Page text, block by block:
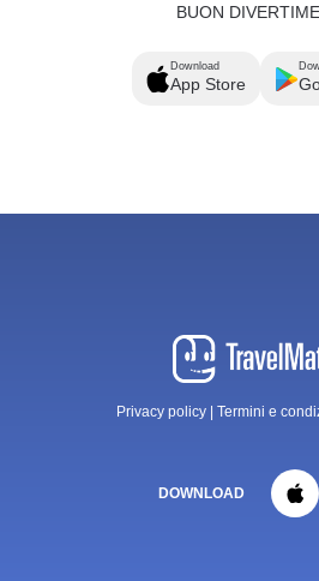
BUON
Download
App Store
Privacy policy| Termini e
DOWNLOAD